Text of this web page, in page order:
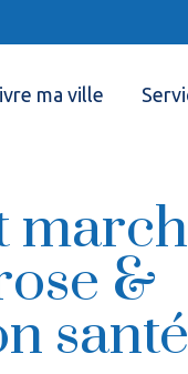
ma ville
&
santé